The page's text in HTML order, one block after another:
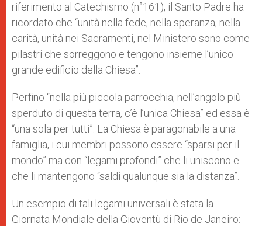
riferimento al Catechismo (n°161), il Santo Padre ha
ricordato che “unità nella fede, nella speranza, nella
carità, unità nei Sacramenti, nel Ministero sono come
pilastri che sorreggono e tengono insieme l’unico
grande edificio della Chiesa”.
Perfino “nella più piccola parrocchia, nell’angolo più
sperduto di questa terra, c’è l’unica Chiesa” ed essa è
“una sola per tutti”. La Chiesa è paragonabile a una
famiglia, i cui membri possono essere “sparsi per il
mondo” ma con “legami profondi” che li uniscono e
che li mantengono “saldi qualunque sia la distanza”.
Un esempio di tali legami universali è stata la
Giornata Mondiale della Gioventù di Rio de Janeiro: